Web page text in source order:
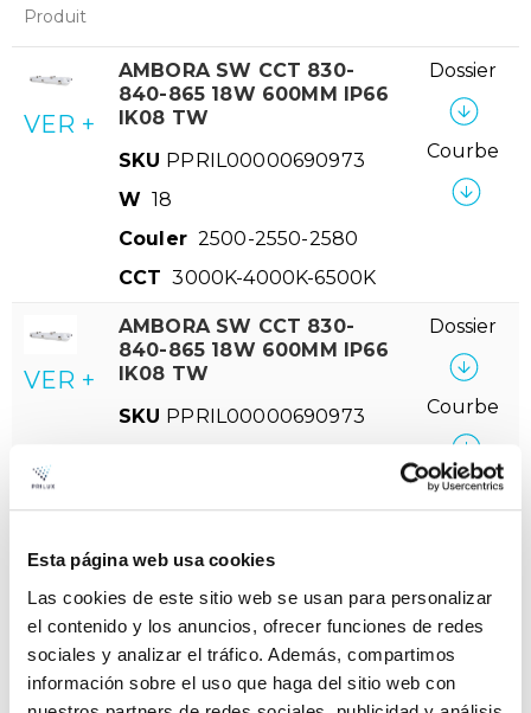
Esta página web usa cookies
Las cookies de este sitio web se usan para personalizar
el contenido y los anuncios, ofrecer funciones de redes
sociales y analizar el tráfico. Además, compartimos
información sobre el uso que haga del sitio web con
Produit
VER +
AMBORA SW CCT 830-
840-865 18W 600MM IP66
IK08 TW
SKU PPRIL00000690973
W 18
Couler 2500-2550-2580
CCT 3000K-4000K-6500K
Dossier
Courbe
VER +
AMBORA SW CCT 830-
840-865 18W 600MM IP66
IK08 TW
SKU PPRIL00000690973
Dossier
Courbe
VER +
840-865 36W 1200MM
IP66 IK08 TW
SKU
PPRIL00000690980
Courbe